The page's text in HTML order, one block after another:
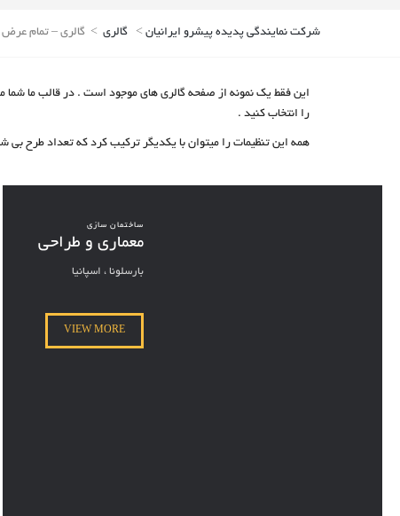
شرکت نمایندگی پدیده پیشرو ایرانیان > گالری > گالری – تمام عرض
را انتخاب کنید .
همه این تنظیمات را میتوان با یکدیگر ترکیب کرد که تعداد طرح بی
ساختمان سازی
معماری و طراحی
بارسلونا ، اسپانیا
VIEW MORE